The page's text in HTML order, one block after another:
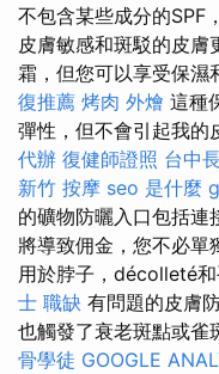
不包含某些成分的SPF
皮膚敏感和斑駁的皮
霜，但您可以享受保濕
復推薦 烤肉 外燴 這種
彈性，但不會引起我的
代辦 復健師證照 台中
新竹 按摩 seo 是什麼
的礦物防曬入口包括連
將導致佣金，您不必單
用於脖子，décolleté和
士 職缺 有問題的皮膚
也觸發了衰老斑點或雀
骨學徒 GOOGLE